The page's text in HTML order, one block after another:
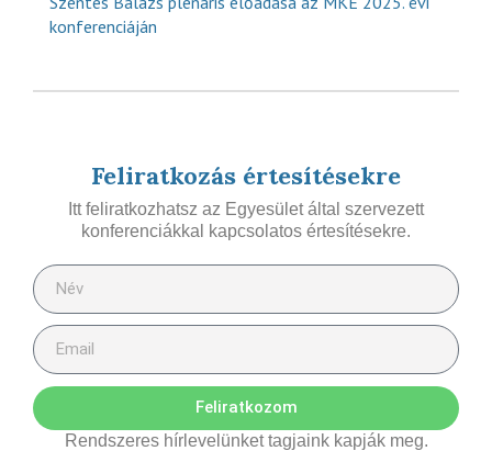
konferenciáján
Feliratkozás értesítésekre
Itt feliratkozhatsz az Egyesület által szervezett
konferenciákkal kapcsolatos értesítésekre.
Feliratkozom
Rendszeres hírlevelünket tagjaink kapják meg.